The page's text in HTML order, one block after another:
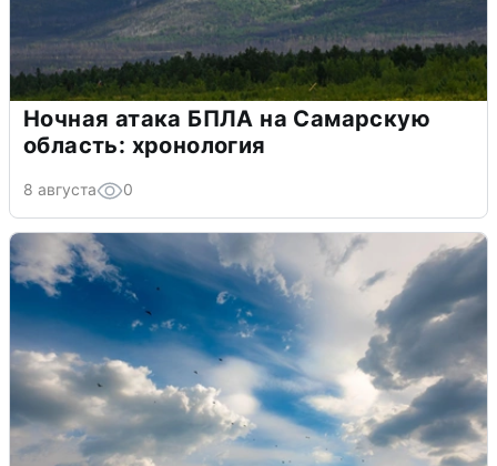
Ночная атака БПЛА на Самарскую
область: хронология
8 августа 0